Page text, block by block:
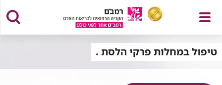
פתח
טיפול במחלות פרקי הלסת